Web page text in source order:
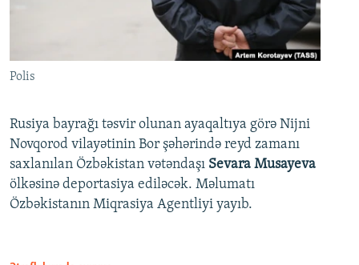
Polis
Rusiya bayrağı təsvir olunan ayaqaltıya görə Nijni
Novqorod vilayətinin Bor şəhərində reyd zamanı
saxlanılan Özbəkistan vətəndaşı Sevara Musayeva
ölkəsinə deportasiya ediləcək. Məlumatı
Özbəkistanın Miqrasiya Agentliyi yayıb.